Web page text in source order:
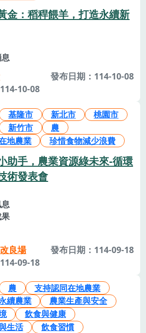
金：稻稈餵羊，打造永續新
發布日期：114-10-08
10-08
基隆市 新北市
桃園市
新竹市
農
地農業
珍惜食物減少浪費
助手，農業資源綠未來-循環
術發表會
良場
發布日期：114-09-18
09-18
農
支持認同在地農業
續農業
農業生產與安全
飲食與健康
生活
飲食習慣